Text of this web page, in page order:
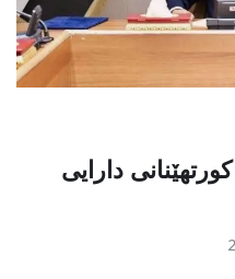
دارایی